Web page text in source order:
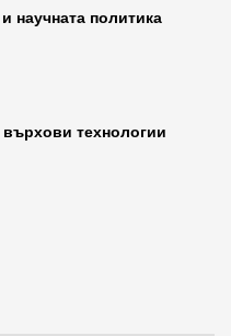
научната политика
технологии